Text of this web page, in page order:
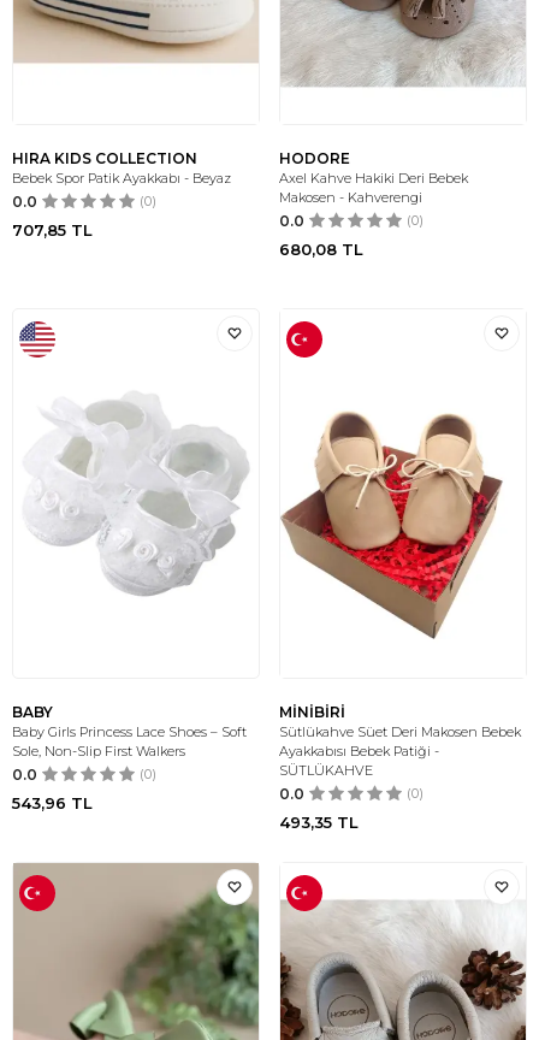
HIRA KIDS COLLECTION
Bebek Spor Patik Ayakkabı - Beyaz
0.0 (0)
707,85 TL
HODORE
Axel Kahve Hakiki Deri Bebek
Makosen - Kahverengi
0.0 (0)
680,08 TL
BABY
Baby Girls Princess Lace Shoes – Soft
Sole, Non-Slip First Walkers
0.0 (0)
543,96 TL
MİNİBİRİ
Sütlükahve Süet Deri Makosen Bebek
Ayakkabısı Bebek Patiği -
SÜTLÜKAHVE
0.0 (0)
493,35 TL